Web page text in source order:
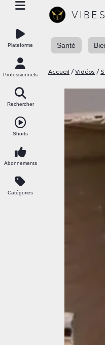
Plateforme
Professionnels
Rechercher
Shorts
Abonnements
Catégories
Santé
Accueil /Vidéos /